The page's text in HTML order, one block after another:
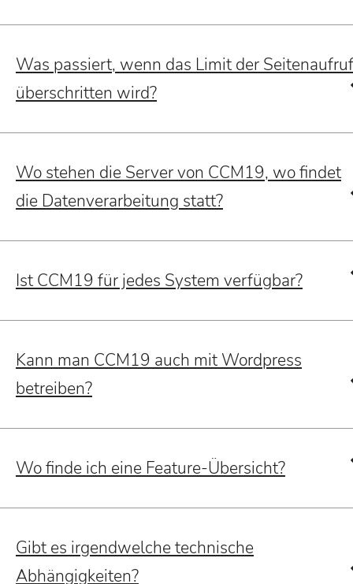
Was passiert, wenn das Limit der
überschritten wird?
Wo stehen die Server von CCM19, wo findet
die Datenverarbeitung statt?
Ist CCM19 für jedes System verfügbar?
Kann man CCM19 auch mit Wordpress
betreiben?
Wo finde ich eine Feature-Übersicht?
Gibt es irgendwelche technische
Abhängigkeiten?